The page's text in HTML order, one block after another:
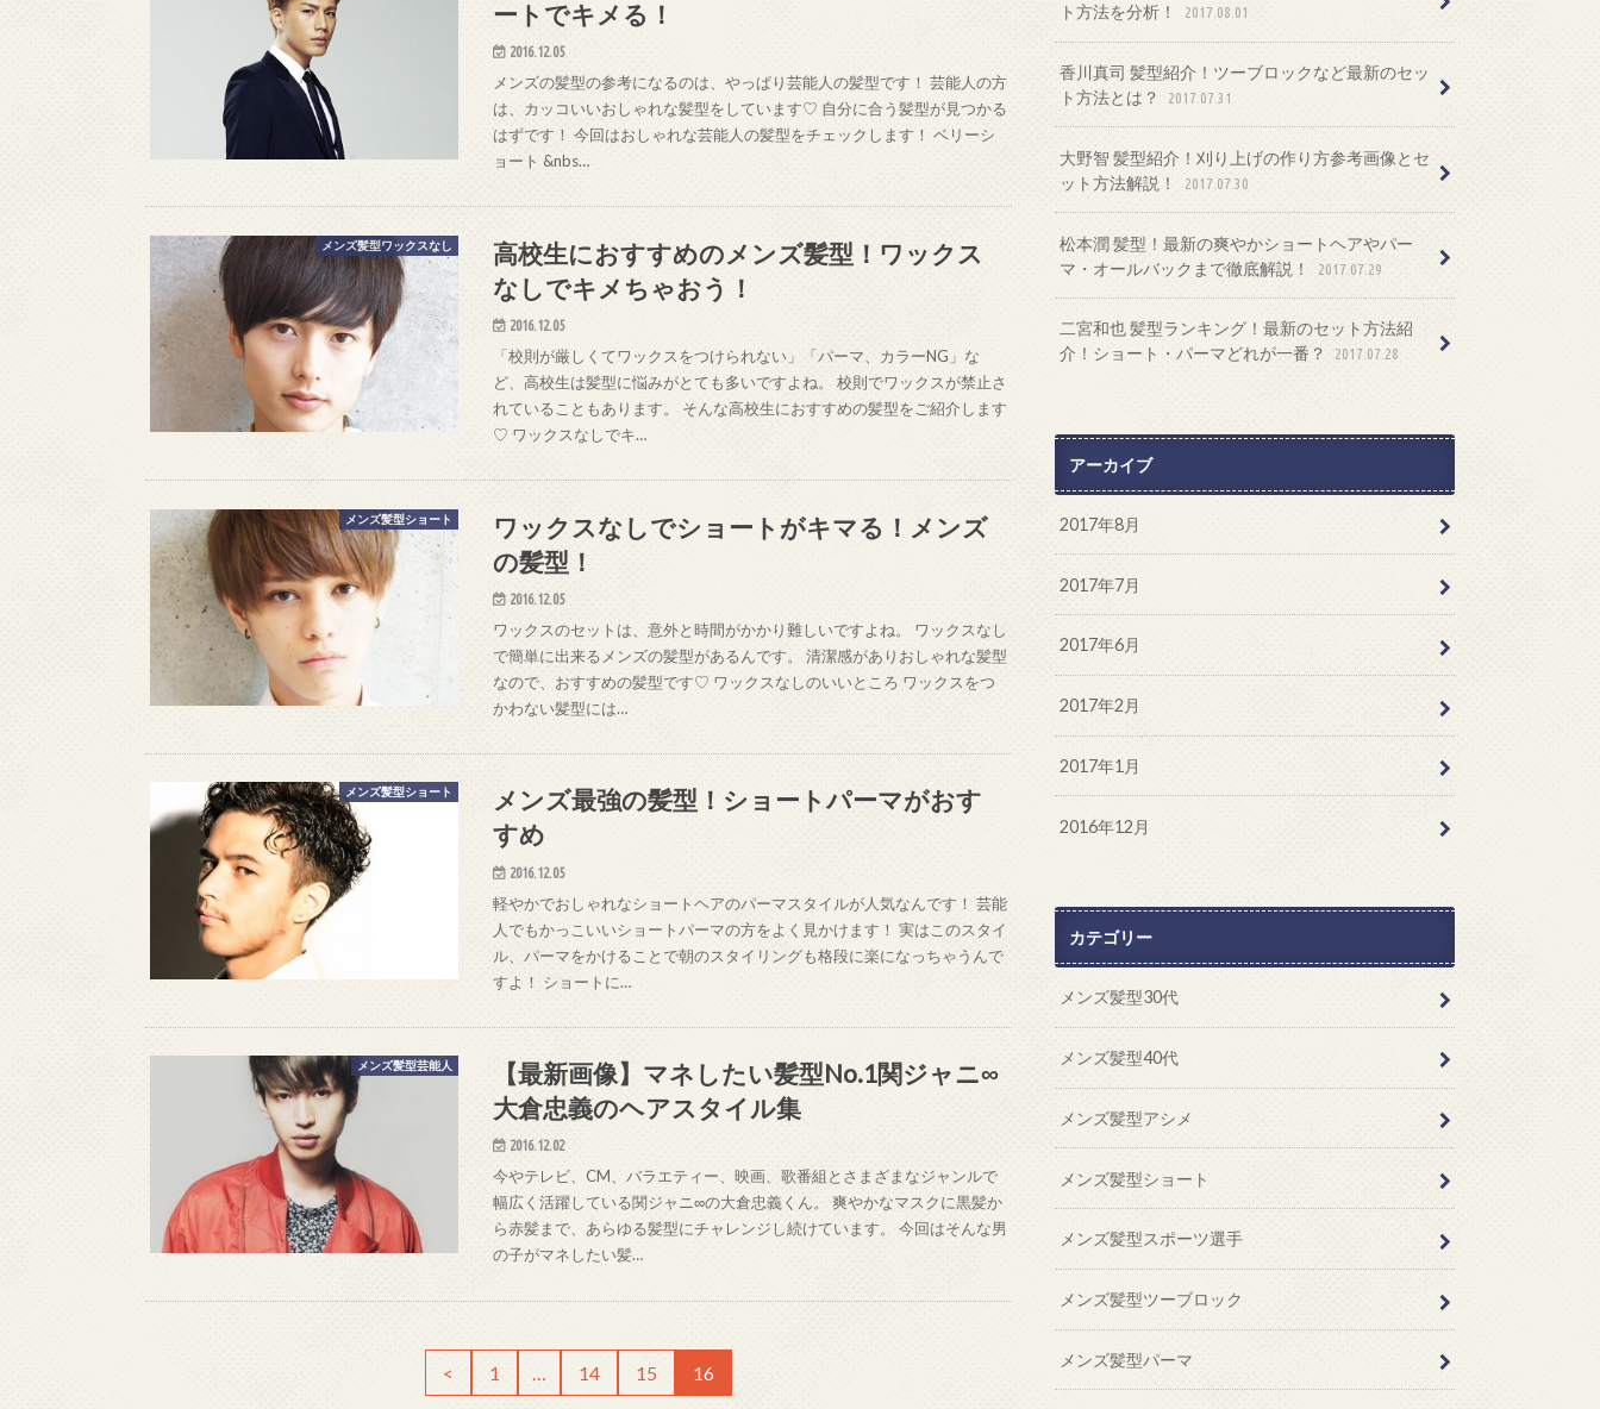
ートでキメる！
2016.12.05
メンズの髪型の参考になるのは、やっぱり芸能人の髪型です！ 芸能人の方
は、カッコいいおしゃれな髪型をしています♡ 自分に合う髪型が見つかる
はずです！ 今回はおしゃれな芸能人の髪型をチェックします！ ベリーシ
ョート &nbs…
メンズ髪型ワックスなし
高校生におすすめのメンズ髪型！ワックス
なしでキメちゃおう！
2016.12.05
「校則が厳しくてワックスをつけられない」「パーマ、カラーNG」な
ど、高校生は髪型に悩みがとても多いですよね。 校則でワックスが禁止さ
れていることもあります。 そんな高校生におすすめの髪型をご紹介します
♡ ワックスなしでキ…
メンズ髪型ショート
ワックスなしでショートがキマる！メンズ
の髪型！
2016.12.05
ワックスのセットは、意外と時間がかかり難しいですよね。 ワックスなし
で簡単に出来るメンズの髪型があるんです。 清潔感がありおしゃれな髪型
なので、おすすめの髪型です♡ ワックスなしのいいところ ワックスをつ
かわない髪型には…
メンズ髪型ショート
メンズ最強の髪型！ショートパーマがおす
すめ
2016.12.05
軽やかでおしゃれなショートヘアのパーマスタイルが人気なんです！ 芸能
人でもかっこいいショートパーマの方をよく見かけます！ 実はこのスタイ
ル、パーマをかけることで朝のスタイリングも格段に楽になっちゃうんで
すよ！ ショートに…
メンズ髪型芸能人
【最新画像】マネしたい髪型No.1関ジャニ∞
大倉忠義のヘアスタイル集
2016.12.02
今やテレビ、CM、バラエティー、映画、歌番組とさまざまなジャンルで
幅広く活躍している関ジャニ∞の大倉忠義くん。 爽やかなマスクに黒髪か
ら赤髪まで、あらゆる髪型にチャレンジし続けています。 今回はそんな男
の子がマネしたい髪…
< 1 14 15 16
ト方法を分析！
2017.08.01
香川真司 髪型紹介！ツーブロックなど最新のセッ
ト方法とは？
2017.07.31
大野智 髪型紹介！刈り上げの作り方参考画像とセ
ット方法解説！
2017.07.30
松本潤 髪型！最新の爽やかショートヘアやパー
マ・オールバックまで徹底解説！
2017.07.29
二宮和也 髪型ランキング！最新のセット方法紹
介！ショート・パーマどれが一番？
2017.07.28
アーカイブ
2017年8月
2017年7月
2017年6月
2017年2月
2017年1月
2016年12月
カテゴリー
メンズ髪型30代
メンズ髪型40代
メンズ髪型アシメ
メンズ髪型ショート
メンズ髪型スポーツ選手
メンズ髪型ツーブロック
メンズ髪型パーマ